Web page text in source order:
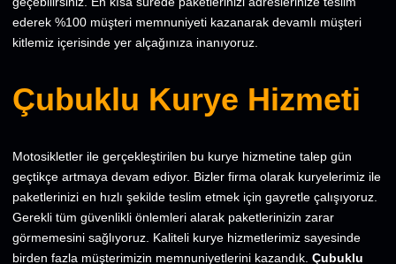
ederek %100 müşteri memnuniyeti kazanarak devamlı müşteri
kitlemiz içerisinde yer alçağınıza inanıyoruz.
Çubuklu Kurye Hizmeti
Motosikletler ile gerçekleştirilen bu kurye hizmetine talep gün
geçtikçe artmaya devam ediyor. Bizler firma olarak kuryelerimiz ile
paketlerinizi en hızlı şekilde teslim etmek için gayretle çalışıyoruz.
Gerekli tüm güvenlikli önlemleri alarak paketlerinizin zarar
görmemesini sağlıyoruz. Kaliteli kurye hizmetlerimiz sayesinde
birden fazla müşterimizin memnuniyetlerini kazandık. Çubuklu